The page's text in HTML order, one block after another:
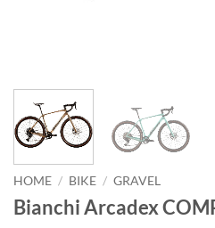
HOME / BIKE / GRAVEL
Bianchi Arcadex